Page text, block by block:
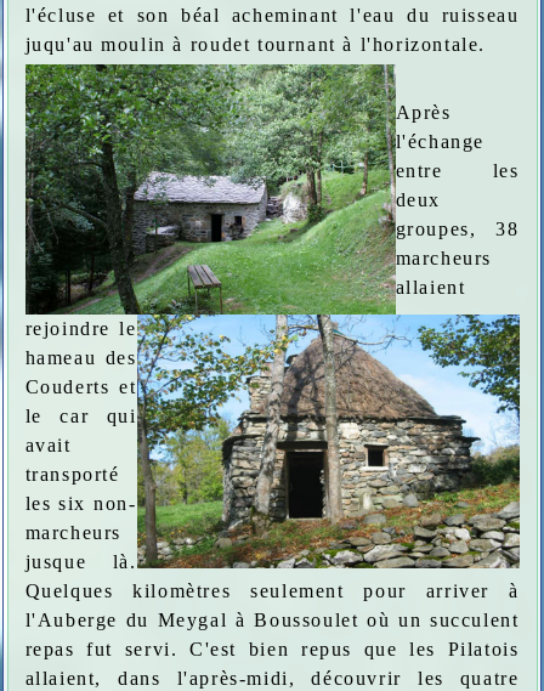
l'écluse et son béal acheminant l'eau du ruisseau
juqu'au moulin à roudet tournant à l'horizontale.
Après
l'échange
entre les
deux
groupes, 38
marcheurs
allaient
rejoindre le
hameau des
Couderts et
le car qui
avait
transporté
les six non-
marcheurs
jusque là.
Quelques kilomètres seulement pour arriver à
l'Auberge du Meygal à Boussoulet où un succulent
repas fut servi. C'est bien repus que les Pilatois
allaient, dans l'après-midi, découvrir les quatre